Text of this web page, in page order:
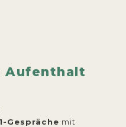
Aufenthalt
Gespräche mit